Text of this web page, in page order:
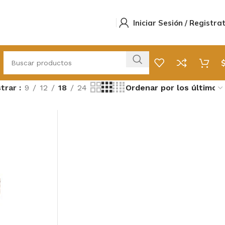
Iniciar Sesión /
$
9 12 18 24